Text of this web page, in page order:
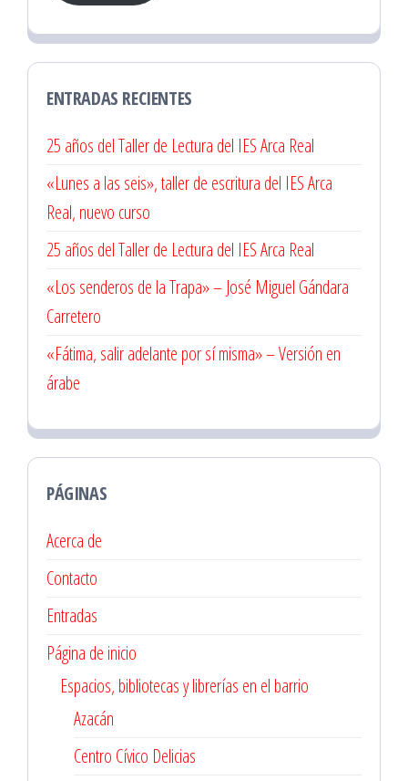
ENTRADAS RECIENTES
25 años del Taller de Lectura del IES Arca Real
«Lunes a las seis», taller de escritura del IES Arca
Real, nuevo curso
25 años del Taller de Lectura del IES Arca Real
«Los senderos de la Trapa» – José Miguel Gándara
Carretero
«Fátima, salir adelante por sí misma» – Versión en
árabe
PÁGINAS
Acerca de
Contacto
Entradas
Página de inicio
Espacios, bibliotecas y librerías en el barrio
Azacán
Centro Cívico Delicias